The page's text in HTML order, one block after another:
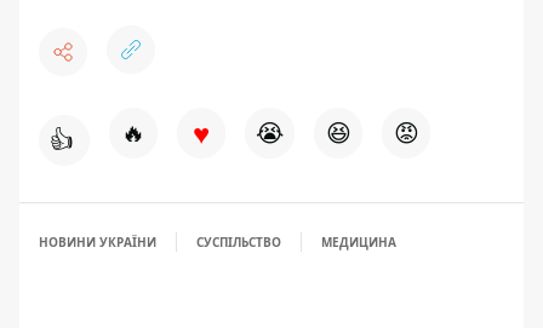
👍 🔥 ♥ 😭 😆 😡
НОВИНИ УКРАЇНИ СУСПІЛЬСТВО МЕДИЦИНА